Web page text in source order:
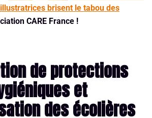
brisent le tabou des
CARE France !
de protections
et
des écolières